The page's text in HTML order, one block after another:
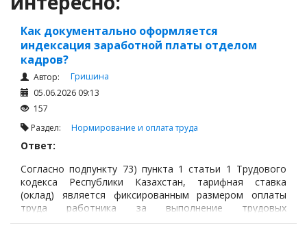
Как документально оформляется
индексация заработной платы отделом
кадров?
Автор:
Гришина
05.06.2026 09:13
157
Раздел: Нормирование и оплата труда
Ответ:
Согласно подпункту 73) пункта 1 статьи 1 Трудового
кодекса Республики Казахстан, тарифная ставка
(оклад) является фиксированным размером оплаты
труда работника за выполнение трудовых
обязанностей определенной сложности (квалификации)